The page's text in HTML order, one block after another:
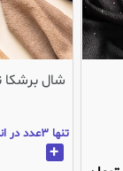
شال
تنها 3عدد در انبار باقی مانده
+